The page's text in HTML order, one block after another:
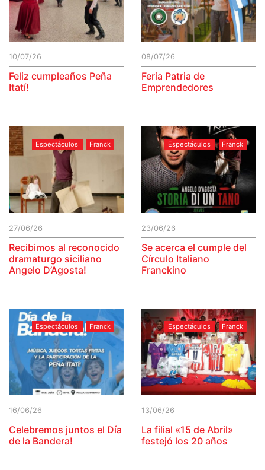
10/07/26
Feliz cumpleaños Peña
Itatí!
08/07/26
Feria Patria de
Emprendedores
Espectáculos Franck
27/06/26
Recibimos al reconocido
dramaturgo siciliano
Angelo D’Agosta!
Espectáculos Franck
23/06/26
Se acerca el cumple del
Círculo Italiano
Franckino
Espectáculos Franck
16/06/26
Celebremos juntos el Día
de la Bandera!
Espectáculos Franck
13/06/26
La filial «15 de Abril»
festejó los 20 años